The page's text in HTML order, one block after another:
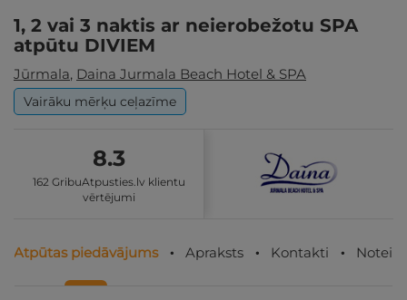
1, 2 vai 3 naktis ar neierobežotu SPA
atpūtu DIVIEM
Jūrmala, Daina Jurmala Beach Hotel & SPA
Vairāku mērķu ceļazīme
8.3
162 GribuAtpusties.lv klientu
vērtējumi
Atpūtas piedāvājums Apraksts Kontakti